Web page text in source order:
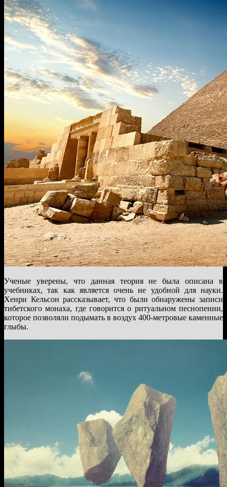
Ученые уверены, что данная теория не была описана в
учебниках, так как является очень не удобной для науки.
Хенри Кельсон рассказывает, что были обнаружены записи
тибетского монаха, где говорится о ритуальном песнопении,
которое позволяли подымать в воздух 400-метровые каменные
глыбы.